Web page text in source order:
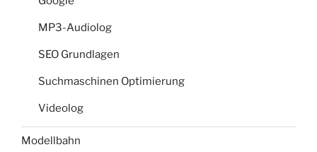
MP3-Audiolog
SEO Grundlagen
Suchmaschinen Optimierung
Videolog
Modellbahn